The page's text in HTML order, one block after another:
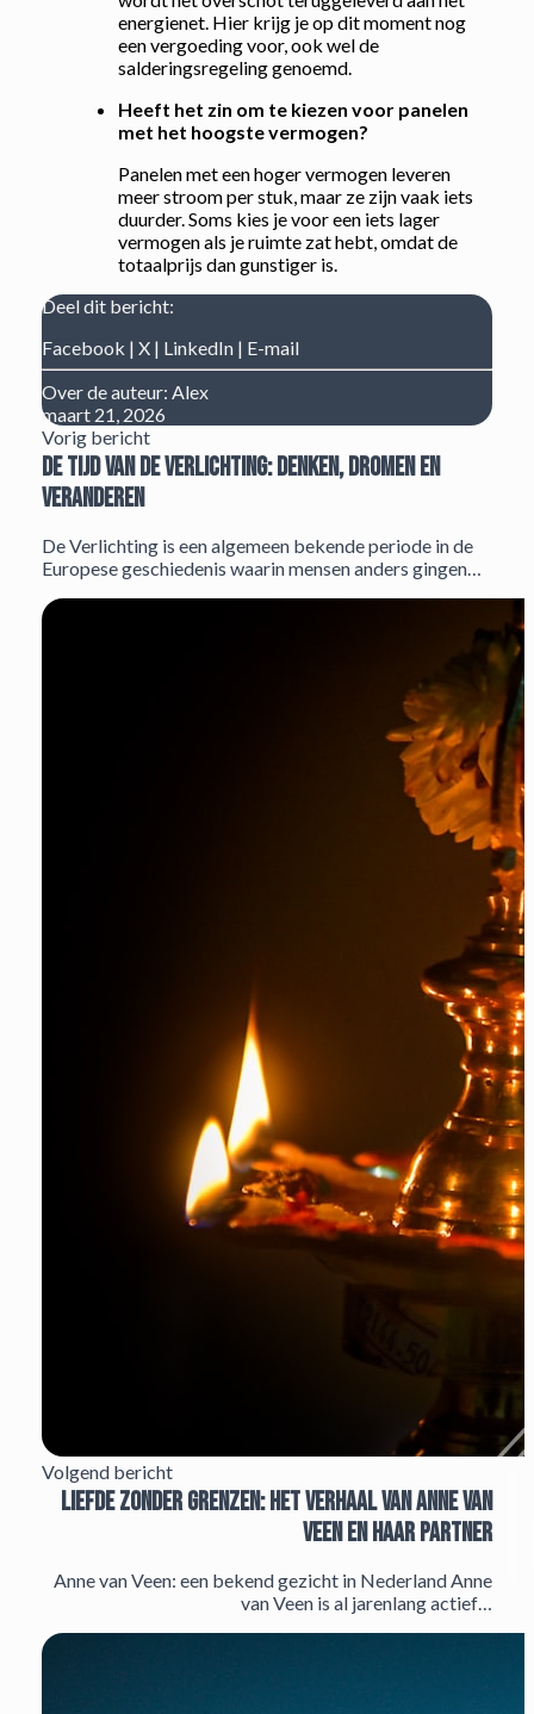
energienet. Hier krijg je op dit moment nog
een vergoeding voor, ook wel de
salderingsregeling genoemd.
Heeft het zin om te kiezen voor panelen
met het hoogste vermogen?
Panelen met een hoger vermogen leveren
meer stroom per stuk, maar ze zijn vaak iets
duurder. Soms kies je voor een iets lager
vermogen als je ruimte zat hebt, omdat de
totaalprijs dan gunstiger is.
Deel dit bericht:
Facebook | X| LinkedIn| E-mail
Over de auteur: Alex
maart 21, 2026
Vorig bericht
De tijd van de Verlichting: Denken, dromen en
veranderen
De Verlichting is een algemeen bekende periode in de
Europese geschiedenis waarin mensen anders gingen…
Volgend bericht
Liefde zonder grenzen: het verhaal van Anne van
Veen en haar partner
Anne van Veen: een bekend gezicht in Nederland Anne
van Veen is al jarenlang actief…